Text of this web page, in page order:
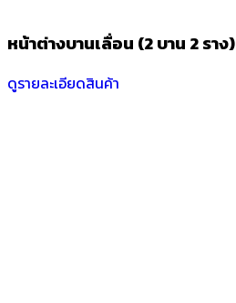
หน้าต่างบานเลื่อน (2 บาน 2 ราง)
ดูรายละเอียดสินค้า